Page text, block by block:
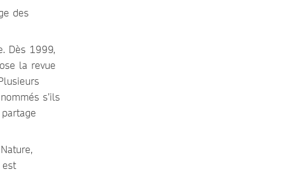
des
Dès 1999,
la revue
s’ils
est